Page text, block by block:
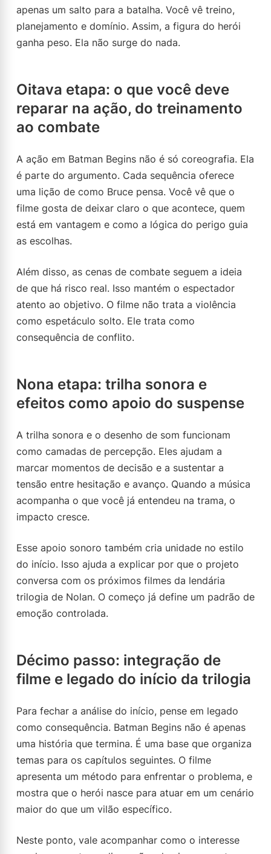
apenas um salto para a batalha. Você vê treino,
planejamento e domínio. Assim, a figura do herói
ganha peso. Ela não surge do nada.
Oitava etapa: o que você deve
reparar na ação, do treinamento
ao combate
A ação em Batman Begins não é só coreografia. Ela
é parte do argumento. Cada sequência oferece
uma lição de como Bruce pensa. Você vê que o
filme gosta de deixar claro o que acontece, quem
está em vantagem e como a lógica do perigo guia
as escolhas.
Além disso, as cenas de combate seguem a ideia
de que há risco real. Isso mantém o espectador
atento ao objetivo. O filme não trata a violência
como espetáculo solto. Ele trata como
consequência de conflito.
Nona etapa: trilha sonora e
efeitos como apoio do suspense
A trilha sonora e o desenho de som funcionam
como camadas de percepção. Eles ajudam a
marcar momentos de decisão e a sustentar a
tensão entre hesitação e avanço. Quando a música
acompanha o que você já entendeu na trama, o
impacto cresce.
Esse apoio sonoro também cria unidade no estilo
do início. Isso ajuda a explicar por que o projeto
conversa com os próximos filmes da lendária
trilogia de Nolan. O começo já define um padrão de
emoção controlada.
Décimo passo: integração de
filme e legado do início da trilogia
Para fechar a análise do início, pense em legado
como consequência. Batman Begins não é apenas
uma história que termina. É uma base que organiza
temas para os capítulos seguintes. O filme
apresenta um método para enfrentar o problema, e
mostra que o herói nasce para atuar em um cenário
maior do que um vilão específico.
Neste ponto, vale acompanhar como o interesse